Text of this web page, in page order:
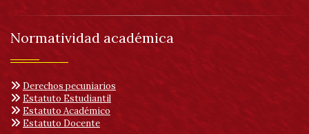
Normatividad académica
Derechos pecuniarios
Estatuto Estudiantil
Estatuto Académico
Estatuto Docente